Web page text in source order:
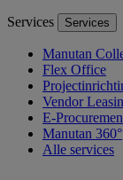
Services Services
Manutan
Flex Office
Vendor
E-
Manutan 360°
Alle services